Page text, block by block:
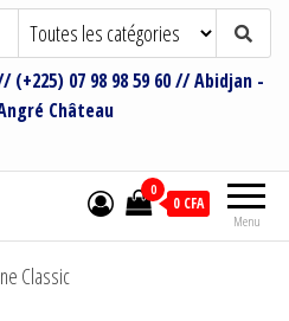
Bienvenue sur le site de Taeksmart
Group
07 98 98 59 60 // Abidjan -
Château
Menu
0
0 CFA
Classic